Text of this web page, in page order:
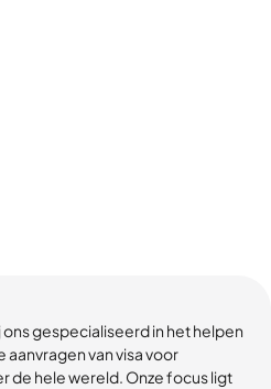
ons gespecialiseerd in het helpen
aanvragen van visa voor
de hele wereld. Onze focus ligt